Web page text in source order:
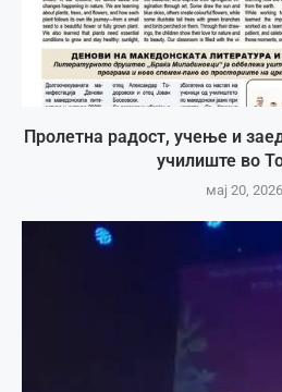
Пролетна радост, учење и
училиште во
мај 20, 2026